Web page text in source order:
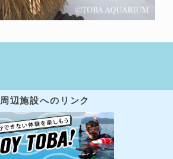
周辺施設へのリンク